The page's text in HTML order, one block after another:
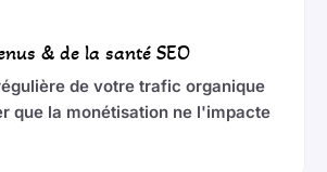
& de la santé SEO
de votre trafic organique
que la monétisation ne l'impacte